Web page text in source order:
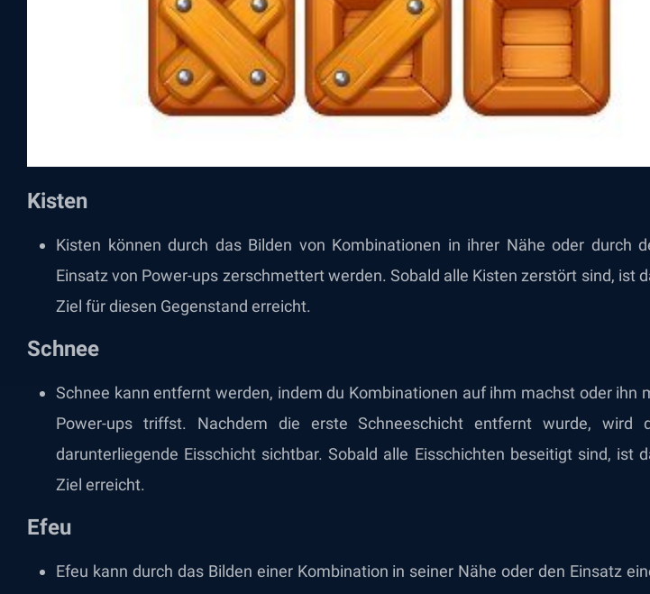
Kisten
Kisten können durch das Bilden von Kombinationen in ihrer Nähe oder durch
Einsatz von Power-ups zerschmettert werden. Sobald alle Kisten zerstört sind, ist
Ziel für diesen Gegenstand erreicht.
Schnee
Schnee kann entfernt werden, indem du Kombinationen auf ihm machst oder ihn
Power-ups triffst. Nachdem die erste Schneeschicht entfernt wurde, wird
darunterliegende Eisschicht sichtbar. Sobald alle Eisschichten beseitigt sind, ist
Ziel erreicht.
Efeu
Efeu kann durch das Bilden einer Kombination in seiner Nähe oder den Einsatz